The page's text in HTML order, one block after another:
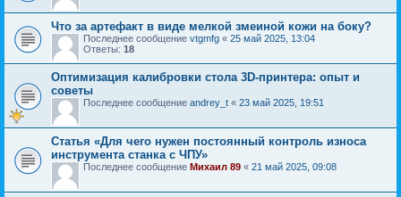
Что за артефакт в виде мелкой змеиной кожи на боку?
Последнее сообщение vtgmfg « 25 май 2025, 13:04
Ответы: 18
Оптимизация калибровки стола 3D-принтера: опыт и
советы
Последнее сообщение andrey_t « 23 май 2025, 19:51
Статья «Для чего нужен постоянный контроль износа
инструмента станка с ЧПУ»
Последнее сообщение Михаил 89 « 21 май 2025, 09:08